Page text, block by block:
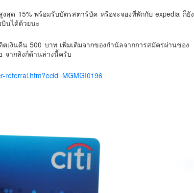
สุด 15% พร้อมรับบัตรสตาร์บัค หรือจะจองที่พักกับ expedia ก็ยัง
นได้ด้วยนะ
งินคืน 500 บาท เพิ่มเติมจากของกำนัลจากการสมัครผ่านช่อง
จากลิงก์ด้านล่างนี้ครับ
referral.htm?ecid=MGMGI0196